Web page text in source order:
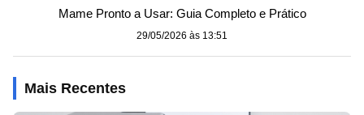
Mame Pronto a Usar: Guia Completo e Prático
29/05/2026 às 13:51
Mais Recentes